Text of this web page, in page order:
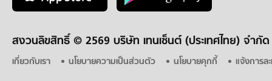
สงวนลิขสิทธิ์ © 2569 บริษัท เทนเซ็นต์ (ประเทศไทย) จำกัด
เกี่ยวกับเรา นโยบายความเป็นส่วนตัว นโยบายคุกกี้ แจ้งการล